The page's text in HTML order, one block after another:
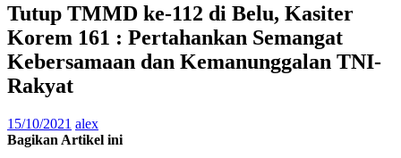
Tutup TMMD ke-112 di Belu, Kasiter
Korem 161 : Pertahankan Semangat
Kebersamaan dan Kemanunggalan TNI-
Rakyat
15/10/2021 alex
Bagikan Artikel ini